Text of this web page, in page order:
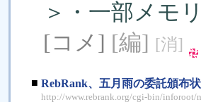
＞・一部メモ
[コメ] [編] [消]
■ RebRank、五月雨の委託頒布
http://www.rebrank.org/cgi-bin/